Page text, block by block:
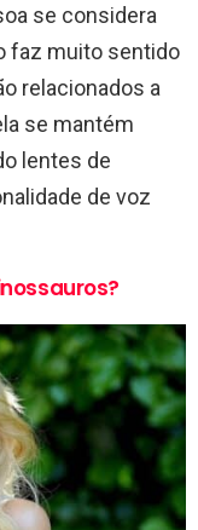
se considera
faz muito sentido
relacionados a
se mantém
lentes de
de voz